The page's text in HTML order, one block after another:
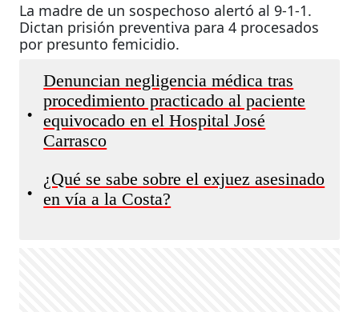
La madre de un sospechoso alertó al 9-1-1.
Dictan prisión preventiva para 4 procesados
por presunto femicidio.
•
Denuncian negligencia médica tras
procedimiento practicado al paciente
equivocado en el Hospital José
Carrasco
•
¿Qué se sabe sobre el exjuez asesinado
en vía a la Costa?